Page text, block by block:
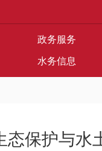
政务服务
水务信息
态保护与水